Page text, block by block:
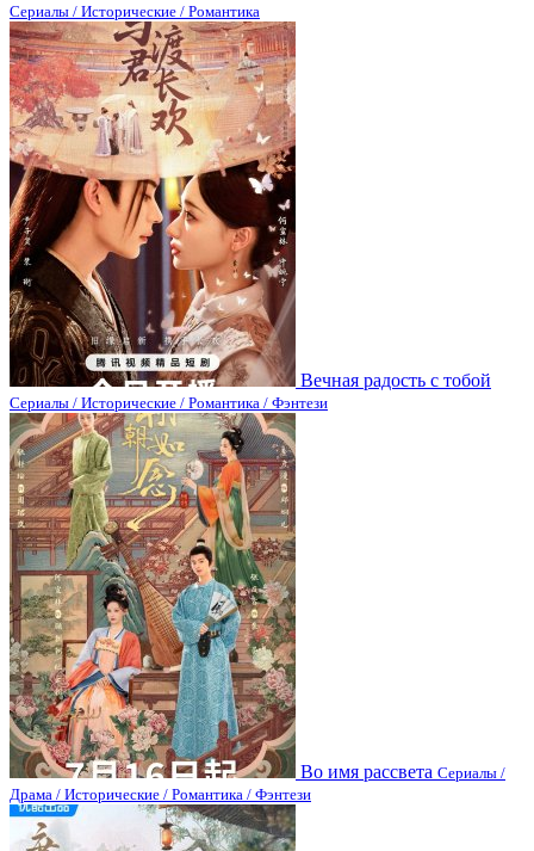
Сериалы / Исторические / Романтика
Вечная радость с тобой
Сериалы / Исторические / Романтика / Фэнтези
Во имя рассвета Сериалы /
Драма / Исторические / Романтика / Фэнтези